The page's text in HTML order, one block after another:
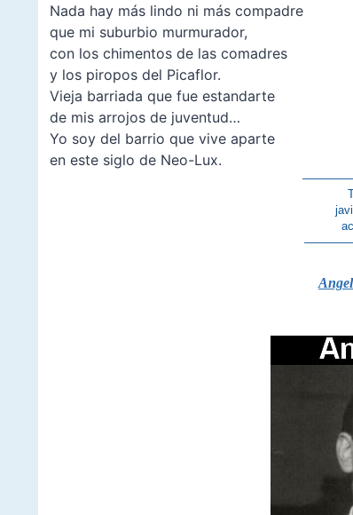
Nada hay más lindo ni más compadre
que mi suburbio murmurador,
con los chimentos de las comadres
y los piropos del Picaflor.
Vieja barriada que fue estandarte
de mis arrojos de juventud…
Yo soy del barrio que vive aparte
en este siglo de Neo-Lux.